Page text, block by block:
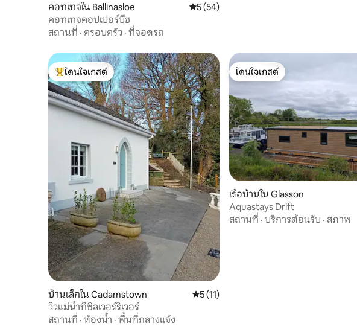
คอทเทจใน Ballinasloe คะแนนเฉลี่ย 5 จาก 5, 54 รีวิว
5 (54)
คอทเทจคอปเปอร์บีช
สถานที่ · ครอบครัว · ที่จอดรถ
โดนใจเกสต์ที่สุด
โดนใจเกสต์
บ้านเล็กใน Cadamstown คะแนนเฉลี่ย 5 จาก 5, 11 รีวิว
5 (11)
วิวแม่น้ำที่ซิลเวอร์ริเวอร์
สถานที่ · ห้องน้ำ · พื้นที่กลางแจ้ง
โดนใจเกสต์
โดนใจเกสต์
เรือบ้านใน Glasson
Aquastays Drift
สถานที่ · บริการต้อนรับ · สภาพ